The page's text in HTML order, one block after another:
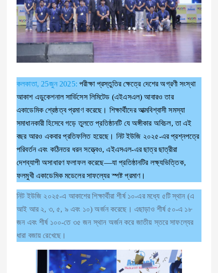
কলকাতা, 25জুন 2025: পরীক্ষা প্রস্তুতির ক্ষেত্রে দেশের অগ্রণী সংস্থা
আকাশ এডুকেশনাল সার্ভিসেস লিমিটেড (এইএসএল) আবারও তার
একাডেমিক শ্রেষ্ঠত্ব প্রমাণ করেছে। শিক্ষার্থীদের আত্মবিশ্বাসী সমস্যা
সমাধানকারী হিসেবে গড়ে তুলতে প্রতিষ্ঠানটি যে অঙ্গীকার অবিচল, তা এই
বছর আরও একবার প্রতিফলিত হয়েছে। নিট ইউজি ২০২৫-এর প্রশ্নপত্রে
পরিবর্তন এবং কঠিনতর ধরন সত্ত্বেও, এইএসএল-এর ছাত্র ছাত্রীরা
দেশব্যাপী অসাধারণ ফলাফল করেছে—যা প্রতিষ্ঠানটির লক্ষ্যভিত্তিক,
ফলমুখী একাডেমিক মডেলের সাফল্যের স্পষ্ট প্রমাণ।
নিট ইউজি ২০২৫-এ আকাশের শিক্ষার্থীরা শীর্ষ ১০-এর মধ্যে ৫টি স্থান (এ
আই আর ২, ৩, ৫, ৯ এবং ১০) অর্জন করেছে। এছাড়াও শীর্ষ ৫০-এ ১৮
জন এবং শীর্ষ ১০০-তে ৩৫ জন স্থান অর্জন করে জাতীয় স্তরে সাফল্যের
ধারা বজায় রেখেছে।